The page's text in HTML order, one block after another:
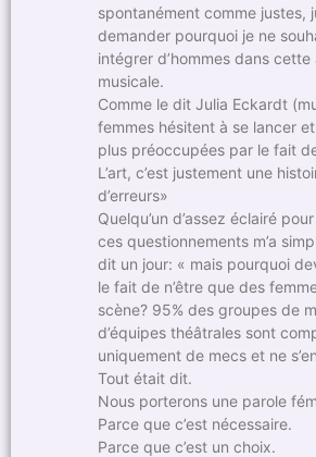
spontanément comme justes,
demander pourquoi je ne
intégrer d’hommes dans
musicale.
Comme le dit Julia Eckardt
femmes hésitent à se lancer
plus préoccupées par le fait
L’art, c’est justement une
d’erreurs»
Quelqu’un d’assez éclairé
ces questionnements m’a
dit un jour: « mais pourquoi
le fait de n’être que des
scène? 95% des groupes de
d’équipes théâtrales sont
uniquement de mecs et ne
Tout était dit.
Nous porterons une parole
Parce que c’est nécessaire.
Parce que c’est un choix.